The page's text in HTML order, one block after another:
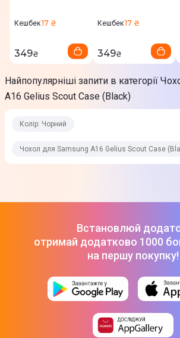
Кешбек17 ₴
349₴
Кешбек17 ₴
349₴
Найпопулярніші запити в категорії
A16 Gelius Scout Case (Black)
Колір: Чорний
Чохол для Samsung A16 Gelius Scout Case
Встановлюй
отримай додатково 1000
на першу покупку!